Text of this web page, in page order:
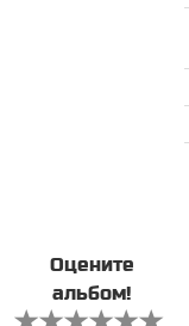
Оцените
альбом!